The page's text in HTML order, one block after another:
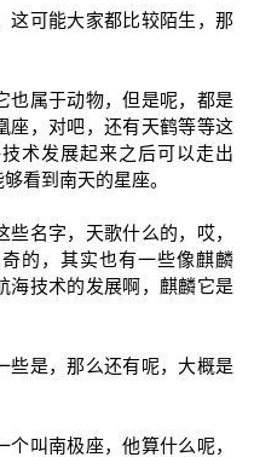
这可能大家都比较陌生，那
也属于动物，但是呢，都是
座，对吧，还有天鹤等等这
术发展起来之后可以走出
看到南天的星座。
名字，天歌什么的，哎，
的，其实也有一些像麒麟
海技术的发展啊，麒麟它是
些是，那么还有呢，大概是
叫南极座，他算什么呢，